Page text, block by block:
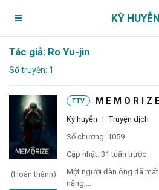
KỲ HUYỄN
Tác giả: Ro Yu-jin
Số truyện: 1
(Hoàn thành)
TTV M E M O R I Z E
Kỳ huyễn | Truyện dịch
Số chương: 1059
Cập nhật: 31 tuần trước
Một người đàn ông đã
năng,...
Trang chủ
Chương chưa xem